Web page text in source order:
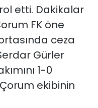
etti. Dakikalar
FK öne
ceza
Gürler
1-0
ekibinin